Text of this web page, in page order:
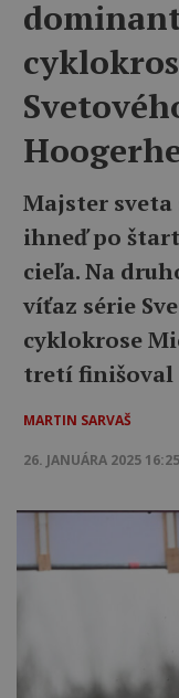
Majster sveta
ihneď po
cieľa. Na
víťaz série
cyklokrose
tretí finišoval
MARTIN SARVAŠ
26. JANUÁRA 2025 16:25